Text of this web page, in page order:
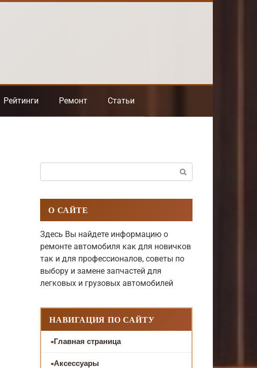
Рейтинги Ремонт Статьи
О САЙТЕ
Здесь Вы найдете информацию о
ремонте автомобиля как для новичков
так и для профессионалов, советы по
выбору и замене запчастей для
легковых и грузовых автомобилей
НАВИГАЦИЯ ПО САЙТУ
Главная страница
Аксессуары